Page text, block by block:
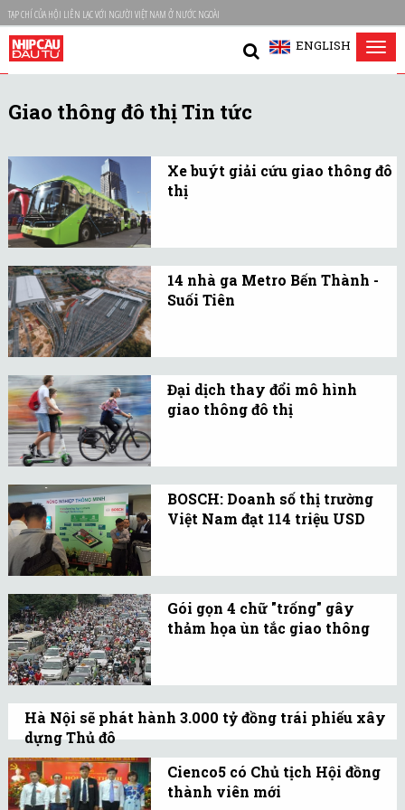
TẠP CHÍ CỦA HỘI LIÊN LẠC VỚI NGƯỜI VIỆT NAM Ở NƯỚC NGOÀI
ENGLISH
Giao thông đô thị Tin tức
Xe buýt giải cứu giao thông đô
thị
nhưng là chất xúc tác
cần thiết để khởi động
14 nhà ga Metro Bến Thành -
Suối Tiên
từ ga Bến Thành (quận 1)
đến depot Long Bình
(TP.Thủ Đức) với 3 ga
Đại dịch thay đổi mô hình
giao thông đô thị
điện.
BOSCH: Doanh số thị trường
Việt Nam đạt 114 triệu USD
vạn vật ở Việt Nam qua 4
lĩnh vực chủ đạo là nông
nghiệp, qtòa nhà, nhà
Gói gọn 4 chữ "trống" gây
thảm họa ùn tắc giao thông
giao thông tại Hà Nội và
TPHCM càng trở nên
nghiêm trọng, phát sinh
ngày càng nhiều vấn đề.
Hà Nội sẽ phát hành 3.000 tỷ đồng trái phiếu xây
dựng Thủ đô
Thời gian phát hành trước ngày 15-8-2014.
Lãi suất trái phiếu được cố định trong suốt
Cienco5 có Chủ tịch Hội đồng
thành viên mới